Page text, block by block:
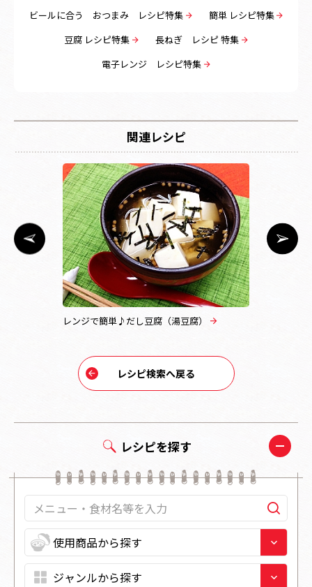
レシピを探す
ビールに合う おつまみ レシピ特集
簡単 レシピ特集
豆腐 レシピ特集
長ねぎ レシピ 特集
電子レンジ レシピ特集
関連レシピ
レンジで簡単♪だし豆腐（湯豆腐）
レシピ検索へ戻る